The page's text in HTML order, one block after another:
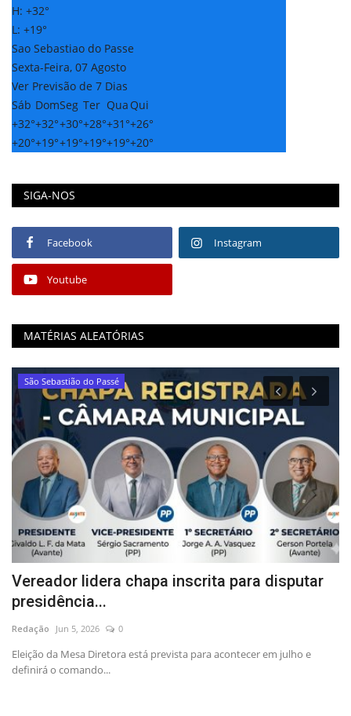
H: +32°
L: +19°
Sao Sebastiao do Passe
Sexta-Feira, 07 Agosto
Ver Previsão de 7 Dias
Sáb DomSeg Ter Qua Qui
+32°+32°+30°+28°+31°+26°
+20°+19°+19°+19°+19°+20°
SIGA-NOS
Facebook Instagram
Youtube
MATÉRIAS ALEATÓRIAS
disputar
em julho e
Municípios
Briga de casal acaba em